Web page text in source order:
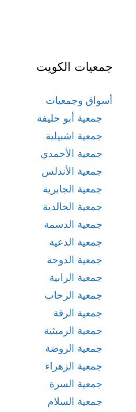
جمعيات الكويت
أسواق وجمعيات
جمعية أبو حليفة
جمعية اشبيلية
جمعية الأحمدي
جمعية الأندلس
جمعية الجابرية
جمعية الخالدية
جمعية الدسمة
جمعية الدعية
جمعية الدوحة
جمعية الرابية
جمعية الرحاب
جمعية الرقة
جمعية الرميثية
جمعية الروضة
جمعية الزهراء
جمعية السرة
جمعية السلام